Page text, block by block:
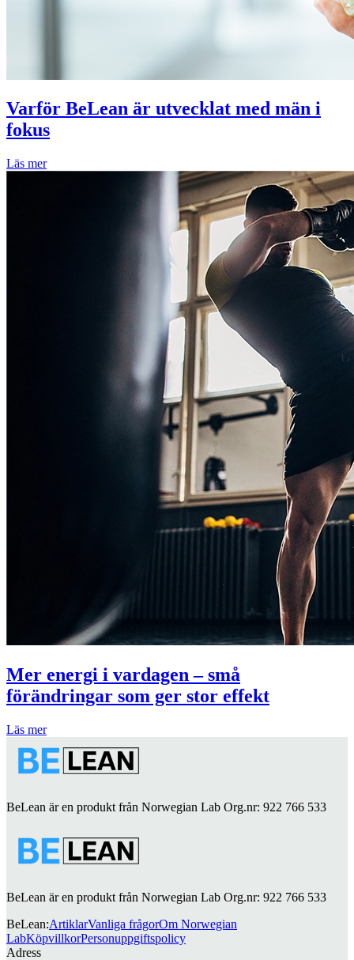
Varför BeLean är utvecklat med män i
fokus
Läs mer
Mer energi i vardagen – små
förändringar som ger stor effekt
Läs mer
BeLean är en produkt från Norwegian Lab Org.nr: 922 766 533
BeLean är en produkt från Norwegian Lab Org.nr: 922 766 533
BeLean:ArtiklarVanliga frågorOm Norwegian
LabKöpvillkorPersonuppgiftspolicy
Adress